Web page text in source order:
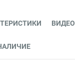
ВИДЕО